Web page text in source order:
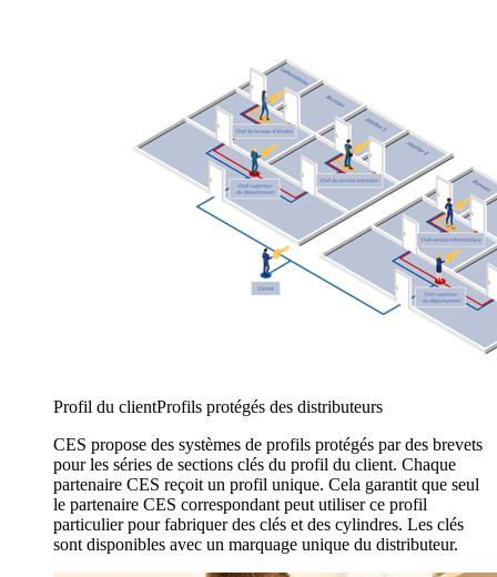
Profil du clientProfils protégés des distributeurs
CES propose des systèmes de profils protégés par des brevets
pour les séries de sections clés du profil du client. Chaque
partenaire CES reçoit un profil unique. Cela garantit que seul
le partenaire CES correspondant peut utiliser ce profil
particulier pour fabriquer des clés et des cylindres. Les clés
sont disponibles avec un marquage unique du distributeur.